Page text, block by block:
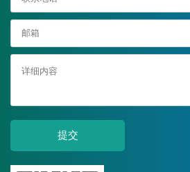
提交